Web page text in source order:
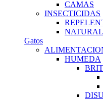
CAMAS
INSECTICIDAS
Gatos
HUMEDA
BRIT